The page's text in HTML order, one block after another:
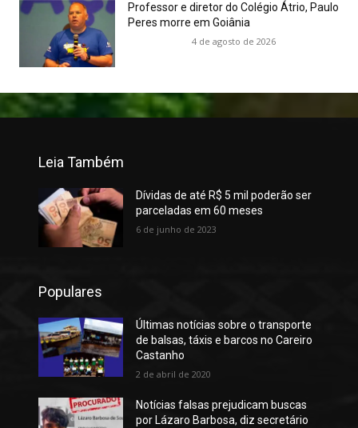
Professor e diretor do Colégio Átrio, Paulo
Peres morre em Goiânia
4 de agosto de 2026
Leia Também
Dívidas de até R$ 5 mil poderão ser
parceladas em 60 meses
6 de junho de 2023
Populares
Últimas notícias sobre o transporte
de balsas, táxis e barcos no Careiro
Castanho
2 de abril de 2020
Notícias falsas prejudicam buscas
por Lázaro Barbosa, diz secretário